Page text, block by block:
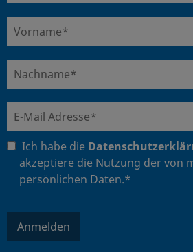
Ich habe die
akzeptiere die Nutzung der von
persönlichen Daten.*
Anmelden